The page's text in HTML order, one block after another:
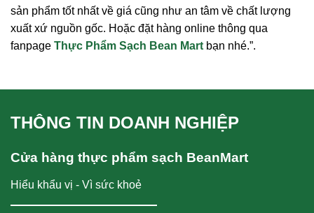
sản phẩm tốt nhất về giá cũng như an tâm về chất lượng
xuất xứ nguồn gốc. Hoặc đặt hàng online thông qua
fanpage Thực Phẩm Sạch Bean Mart bạn nhé.”.
THÔNG TIN DOANH NGHIỆP
Cửa hàng thực phẩm sạch BeanMart
Hiểu khẩu vị - Vì sức khoẻ